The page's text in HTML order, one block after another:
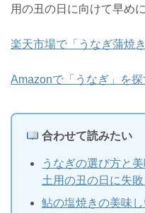
用の丑の日に向けて早め
楽天市場で「うなぎ蒲焼
Amazonで「うなぎ」を探
合わせて読みたい
うなぎの選び方と
土用の丑の日に失
鮎の塩焼きの美味